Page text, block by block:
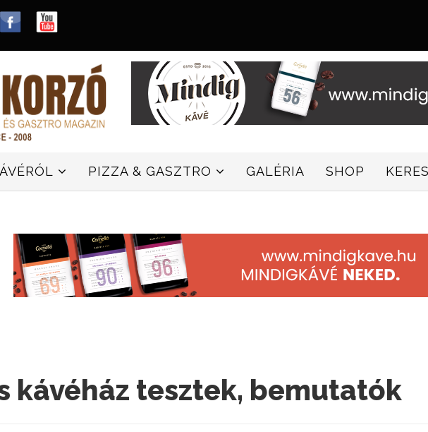
PIZZA & GASZTRO GALÉRIA SHOP
kávéház tesztek, bemutatók